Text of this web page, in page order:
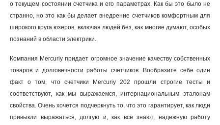
о текущем состоянии счетчика и его параметрах. Как бы это было не
странно, но это как бы делает внедрение счетчиков комфортным для
широкого круга юзеров, включая людей без, как многие думают, особых
познаний в области электрики.
Компания Mercuriy придает огромное значение качеству собственных
товаров и долговечности работы счетчиков. Вообразите себе один
факт о том, что счетчики Mercuriy 202 прошли строгие тесты и
соответствуют, как мы выражаемся, интернациональным эталонам
свойства. Очень хочется подчеркнуть то, что это гарантирует, как люди
привыкли выражаться, долгую и, как все знают, надежную работу